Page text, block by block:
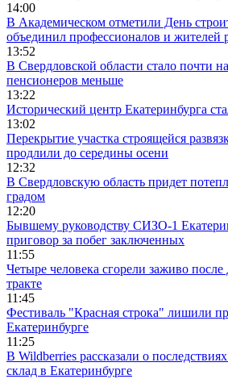
14:00
В Академическом отметили День
объединил профессионалов и жителей
13:52
В Свердловской области стало почти
пенсионеров меньше
13:22
Исторический центр Екатеринбурга
13:02
Перекрытие участка строящейся
продлили до середины осени
12:32
В Свердловскую область придет
градом
12:20
Бывшему руководству СИЗО-1
приговор за побег заключенных
11:55
Четыре человека сгорели заживо
тракте
11:45
Фестиваль "Красная строка" лишили
Екатеринбурге
11:25
В Wildberries рассказали о
склад в Екатеринбурге